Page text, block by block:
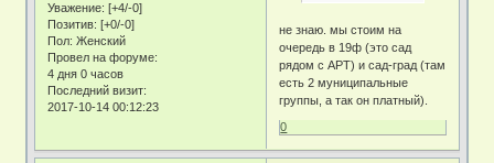
Уважение: [+4/-0]
Позитив: [+0/-0]
Пол: Женский
Провел на форуме:
4 дня 0 часов
Последний визит:
2017-10-14 00:12:23
не знаю. мы стоим на
очередь в 19ф (это сад
рядом с АРТ) и сад-град (там
есть 2 муниципальные
группы, а так он платный).
0